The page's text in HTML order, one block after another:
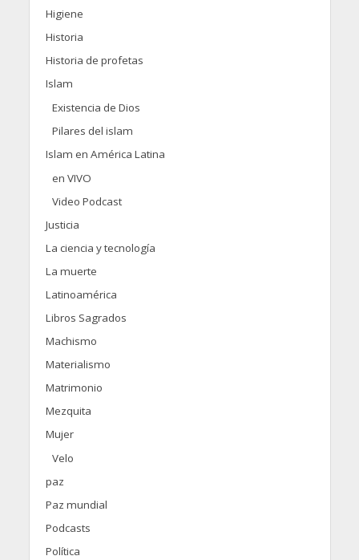
Higiene
Historia
Historia de profetas
Islam
Existencia de Dios
Pilares del islam
Islam en América Latina
en VIVO
Video Podcast
Justicia
La ciencia y tecnología
La muerte
Latinoamérica
Libros Sagrados
Machismo
Materialismo
Matrimonio
Mezquita
Mujer
Velo
paz
Paz mundial
Podcasts
Política